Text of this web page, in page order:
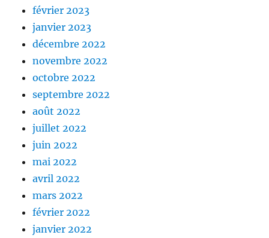
février 2023
janvier 2023
décembre 2022
novembre 2022
octobre 2022
septembre 2022
août 2022
juillet 2022
juin 2022
mai 2022
avril 2022
mars 2022
février 2022
janvier 2022